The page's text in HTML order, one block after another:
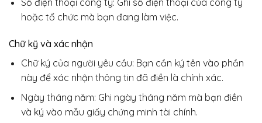
hoặc tổ chức mà bạn đang làm việc.
Chữ kỹ và xác nhận
Chữ ký của người yêu cầu: Bạn cần ký tên vào phần
này để xác nhận thông tin đã điền là chính xác.
Ngày tháng năm: Ghi ngày tháng năm mà bạn điền
và ký vào mẫu giấy chứng minh tài chính.